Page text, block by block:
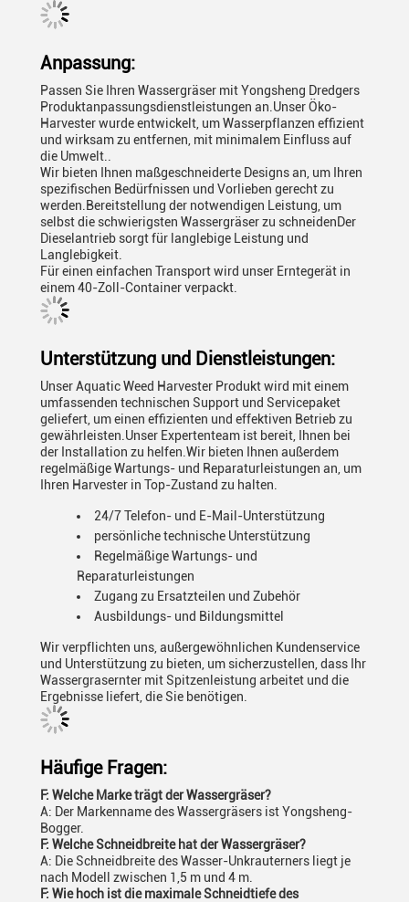
Anpassung:
Passen Sie Ihren Wassergräser mit Yongsheng Dredgers
Produktanpassungsdienstleistungen an.Unser Öko-
Harvester wurde entwickelt, um Wasserpflanzen effizient
und wirksam zu entfernen, mit minimalem Einfluss auf
die Umwelt..
Wir bieten Ihnen maßgeschneiderte Designs an, um Ihren
spezifischen Bedürfnissen und Vorlieben gerecht zu
werden.Bereitstellung der notwendigen Leistung, um
selbst die schwierigsten Wassergräser zu schneidenDer
Dieselantrieb sorgt für langlebige Leistung und
Langlebigkeit.
Für einen einfachen Transport wird unser Erntegerät in
einem 40-Zoll-Container verpackt.
Unterstützung und Dienstleistungen:
Unser Aquatic Weed Harvester Produkt wird mit einem
umfassenden technischen Support und Servicepaket
geliefert, um einen effizienten und effektiven Betrieb zu
gewährleisten.Unser Expertenteam ist bereit, Ihnen bei
der Installation zu helfen.Wir bieten Ihnen außerdem
regelmäßige Wartungs- und Reparaturleistungen an, um
Ihren Harvester in Top-Zustand zu halten.
24/7 Telefon- und E-Mail-Unterstützung
persönliche technische Unterstützung
Regelmäßige Wartungs- und
Reparaturleistungen
Zugang zu Ersatzteilen und Zubehör
Ausbildungs- und Bildungsmittel
Wir verpflichten uns, außergewöhnlichen Kundenservice
und Unterstützung zu bieten, um sicherzustellen, dass Ihr
Wassergrasernter mit Spitzenleistung arbeitet und die
Ergebnisse liefert, die Sie benötigen.
Häufige Fragen:
F: Welche Marke trägt der Wassergräser?
A: Der Markenname des Wassergräsers ist Yongsheng-
Bogger.
F: Welche Schneidbreite hat der Wassergräser?
A: Die Schneidbreite des Wasser-Unkrauterners liegt je
nach Modell zwischen 1,5 m und 4 m.
F: Wie hoch ist die maximale Schneidtiefe des